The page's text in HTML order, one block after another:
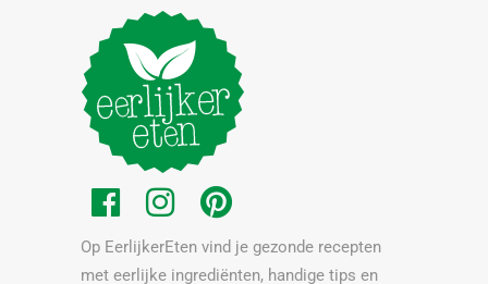
Op EerlijkerEten vind je gezonde recepten
met eerlijke ingrediënten, handige tips en